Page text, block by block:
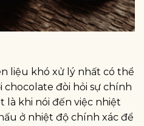
liệu khó xử lý nhất có thể
chocolate đòi hỏi sự chính
là khi nói đến việc nhiệt
ở nhiệt độ chính xác để